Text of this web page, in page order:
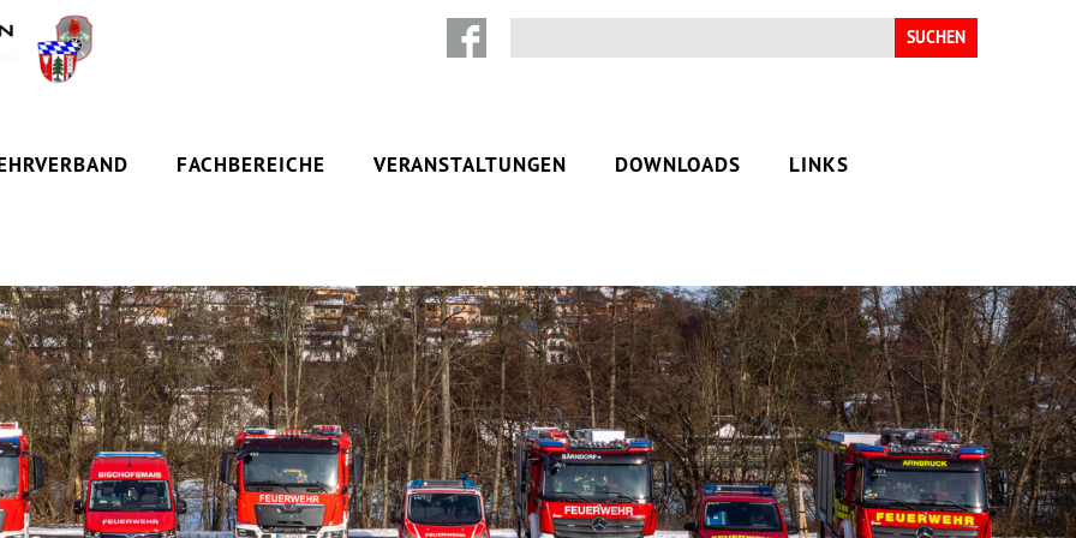
Suchen
nach:
FACHBEREICHE VERANSTALTUNGEN DOWNLOADS LINKS